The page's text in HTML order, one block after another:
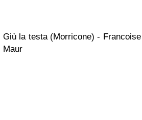
Giù la testa (Morricone) -
Maur